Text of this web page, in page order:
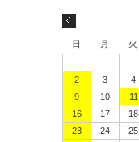
日 月 火
2
3 4
9
10 11
16
17 18
23
24 25